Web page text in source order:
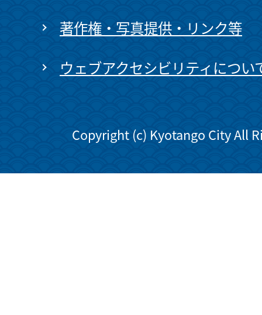
著作権・写真提供・リンク等
ウェブアクセシビリティについ
Copyright (c) Kyotango City All